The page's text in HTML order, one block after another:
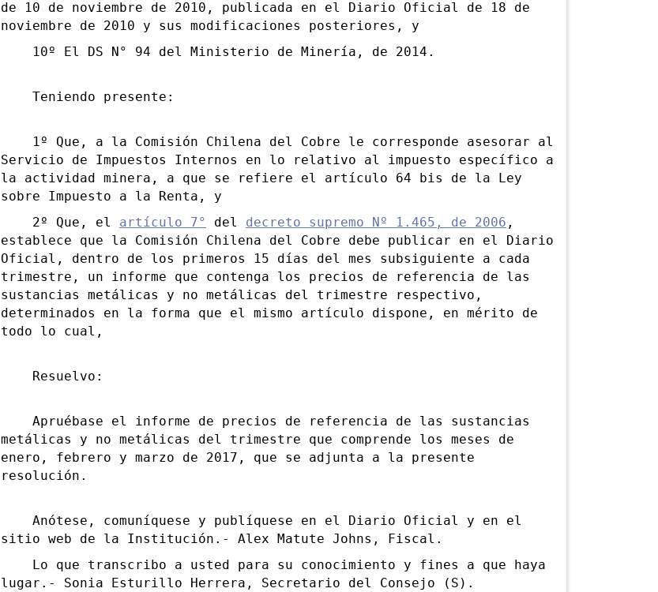
de 10 de noviembre de 2010, publicada en el Diario Oficial de 18 de
noviembre de 2010 y sus modificaciones posteriores, y
10º El DS N° 94 del Ministerio de Minería, de 2014.
Teniendo presente:
1º Que, a la Comisión Chilena del Cobre le corresponde asesorar al
Servicio de Impuestos Internos en lo relativo al impuesto específico a
la actividad minera, a que se refiere el artículo 64 bis de la Ley
sobre Impuesto a la Renta, y
2º Que, el artículo 7° del decreto supremo Nº 1.465, de 2006 ,
establece que la Comisión Chilena del Cobre debe publicar en el Diario
Oficial, dentro de los primeros 15 días del mes subsiguiente a cada
trimestre, un informe que contenga los precios de referencia de las
sustancias metálicas y no metálicas del trimestre respectivo,
determinados en la forma que el mismo artículo dispone, en mérito de
todo lo cual,
Resuelvo:
Apruébase el informe de precios de referencia de las sustancias
metálicas y no metálicas del trimestre que comprende los meses de
enero, febrero y marzo de 2017, que se adjunta a la presente
resolución.
Anótese, comuníquese y publíquese en el Diario Oficial y en el
sitio web de la Institución.- Alex Matute Johns, Fiscal.
Lo que transcribo a usted para su conocimiento y fines a que haya
lugar.- Sonia Esturillo Herrera, Secretario del Consejo (S).